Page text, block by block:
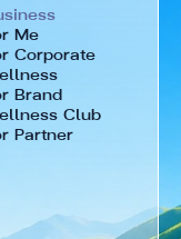
Me
Corporate
Brand
Club
Partner